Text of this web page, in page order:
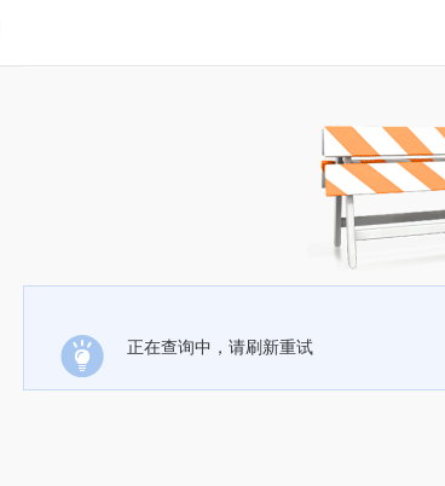
正在查询中，请刷新重试